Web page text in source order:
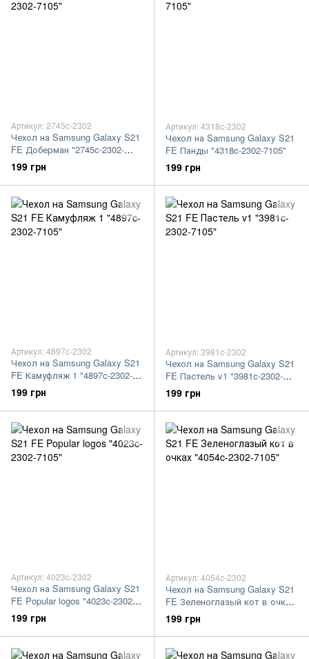
Артикул: 2745c-2302
Чехол на Samsung Galaxy S21
FE Доберман "2745c-2302-
7105"
199 грн
Артикул: 4318c-2302
Чехол на Samsung Galaxy S21
FE Панды "4318c-2302-7105"
199 грн
Артикул: 4897c-2302
Чехол на Samsung Galaxy S21
FE Камуфляж 1 "4897c-2302-
7105"
199 грн
Артикул: 3981c-2302
Чехол на Samsung Galaxy S21
FE Пастель v1 "3981c-2302-
7105"
199 грн
Артикул: 4023c-2302
Чехол на Samsung Galaxy S21
FE Popular logos "4023c-2302-
7105"
199 грн
Артикул: 4054c-2302
Чехол на Samsung Galaxy S21
FE Зеленоглазый кот в очках
"4054c-2302-7105"
199 грн